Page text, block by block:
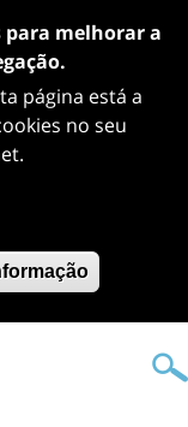
para melhorar a
página está a
no seu